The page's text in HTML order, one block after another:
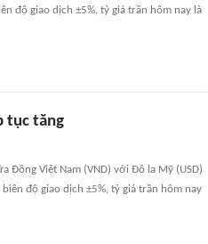
độ giao dịch ±5%, tỷ giá trần hôm nay là
tục tăng
Đồng Việt Nam (VND) với Đô la Mỹ (USD)
độ giao dịch ±5%, tỷ giá trần hôm nay